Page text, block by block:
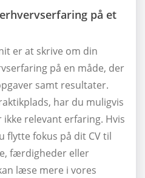
på et
er at skrive om din
på en måde, der
samt resultater.
har du muligvis
relevant erfaring. Hvis
flytte fokus på dit CV til
færdigheder eller
læse mere i vores